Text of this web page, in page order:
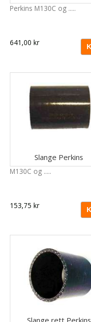
Perkins M130C og .....
641,00 kr
Slange Perkins
M130C og .....
153,75 kr
Slange rett Perkins